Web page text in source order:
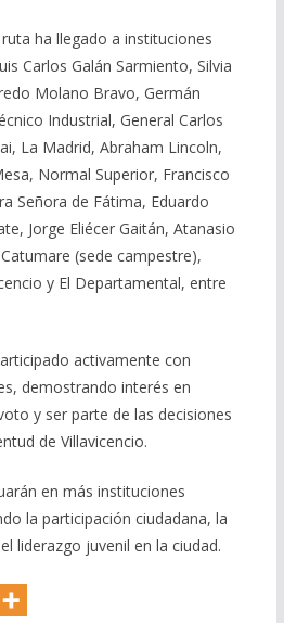
ha llegado a instituciones
Carlos Galán Sarmiento, Silvia
Molano Bravo, Germán
Industrial, General Carlos
La Madrid, Abraham Lincoln,
Normal Superior, Francisco
Señora de Fátima, Eduardo
Jorge Eliécer Gaitán, Atanasio
(sede campestre),
y El Departamental, entre
activamente con
demostrando interés en
y ser parte de las decisiones
de Villavicencio.
en más instituciones
la participación ciudadana, la
liderazgo juvenil en la ciudad.